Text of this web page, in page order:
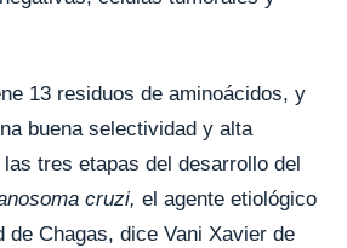
13 residuos de aminoácidos, y
buena selectividad y alta
tres etapas del desarrollo del
cruzi, el agente etiológico
de Chagas, dice Vani Xavier de